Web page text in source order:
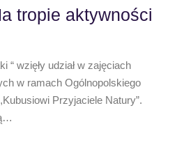
tropie aktywności
“ wzięły udział w zajęciach
w ramach Ogólnopolskiego
Przyjaciele Natury”.